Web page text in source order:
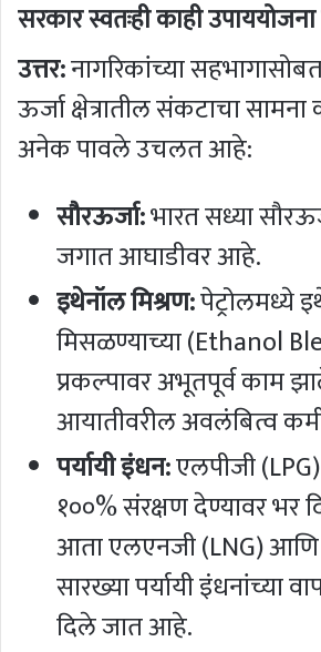
सरकार स्वतःही काही
उत्तर:नागरिकांच्या
ऊर्जा क्षेत्रातील संकटाचा
अनेक पावले उचलत आहे:
सौरऊर्जा:भारत सध्या
जगात आघाडीवर आहे.
इथेनॉल मिश्रण:पेट्रोलमध्ये
मिसळण्याच्या (Ethanol
प्रकल्पावर अभूतपूर्व काम
आयातीवरील अवलंबित्व
पर्यायी इंधन:एलपीजी
१००% संरक्षण देण्यावर भर
आता एलएनजी (LNG) आणि
सारख्या पर्यायी इंधनांच्या
दिले जात आहे.